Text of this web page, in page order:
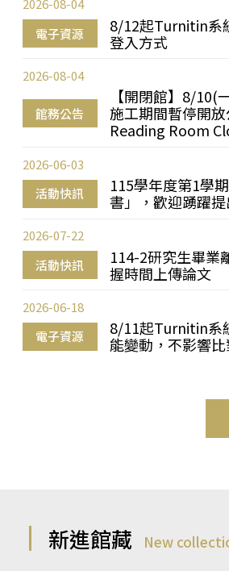
電子資源
8/12起Turnitin系
登入方式
2026-08-04
館務公告
【開閉館】8/10(
施工期間暫停開
Reading Room
2026-08-04
活動快訊
115學年度第1學
書」，歡迎踴躍
2026-06-03
活動快訊
114-2研究生畢業
握時間上傳論文
2026-07-22
電子資源
8/11起Turnitin系
能變動，不影響
2026-06-18
新進館藏 New